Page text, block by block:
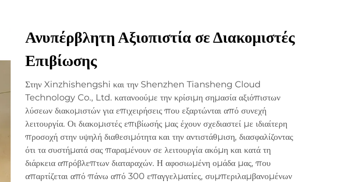
Ανυπέρβλητη Αξιοπιστία σε Διακομιστές
Επιβίωσης
Στην Xinzhishengshi και την Shenzhen Tiansheng Cloud
Technology Co., Ltd. κατανοούμε την κρίσιμη σημασία αξιόπιστων
λύσεων διακομιστών για επιχειρήσεις που εξαρτώνται από συνεχή
λειτουργία. Οι διακομιστές επιβίωσής μας έχουν σχεδιαστεί με ιδιαίτερη
προσοχή στην υψηλή διαθεσιμότητα και την αντιστάθμιση, διασφαλίζοντας
ότι τα συστήματά σας παραμένουν σε λειτουργία ακόμη και κατά τη
διάρκεια απρόβλεπτων διαταραχών. Η αφοσιωμένη ομάδα μας, που
απαρτίζεται από πάνω από 300 επαγγελματίες, συμπεριλαμβανομένων